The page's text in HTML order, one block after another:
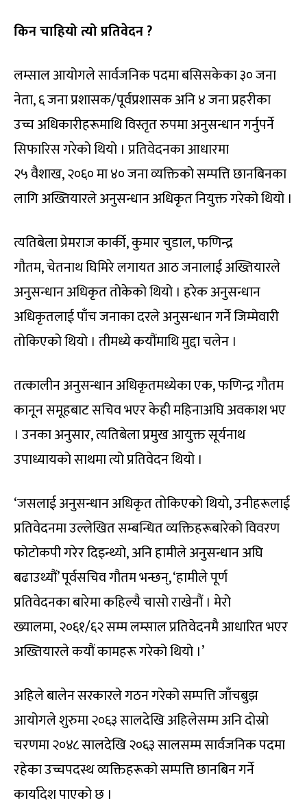
किन चाहियो त्यो प्रतिवेदन ?
लम्साल आयोगले सार्वजनिक पदमा बसिसकेका ३० जना
नेता, ६ जना प्रशासक/पूर्वप्रशासक अनि ४ जना प्रहरीका
उच्च अधिकारीहरूमाथि विस्तृत रुपमा अनुसन्धान गर्नुपर्ने
सिफारिस गरेको थियो । प्रतिवेदनका आधारमा
२५ वैशाख, २०६० मा ४० जना व्यक्तिको सम्पत्ति छानबिनका
लागि अख्तियारले अनुसन्धान अधिकृत नियुक्त गरेको थियो ।
त्यतिबेला प्रेमराज कार्की, कुमार चुडाल, फणिन्द्र
गौतम, चेतनाथ घिमिरे लगायत आठ जनालाई अख्तियारले
अनुसन्धान अधिकृत तोकेको थियो । हरेक अनुसन्धान
अधिकृतलाई पाँच जनाका दरले अनुसन्धान गर्ने जिम्मेवारी
तोकिएको थियो । तीमध्ये कयौंमाथि मुद्दा चलेन ।
तत्कालीन अनुसन्धान अधिकृतमध्येका एक, फणिन्द्र गौतम
कानून समूहबाट सचिव भएर केही महिनाअघि अवकाश भए
। उनका अनुसार, त्यतिबेला प्रमुख आयुक्त सूर्यनाथ
उपाध्यायको साथमा त्यो प्रतिवेदन थियो ।
‘जसलाई अनुसन्धान अधिकृत तोकिएको थियो, उनीहरूलाई
प्रतिवेदनमा उल्लेखित सम्बन्धित व्यक्तिहरूबारेको विवरण
फोटोकपी गरेर दिइन्थ्यो, अनि हामीले अनुसन्धान अघि
बढाउथ्यौं’ पूर्वसचिव गौतम भन्छन्, ‘हामीले पूर्ण
प्रतिवेदनका बारेमा कहिल्यै चासो राखेनौं । मेरो
ख्यालमा, २०६१/६२ सम्म लम्साल प्रतिवेदनमै आधारित भएर
अख्तियारले कयौं कामहरू गरेको थियो ।’
अहिले बालेन सरकारले गठन गरेको सम्पत्ति जाँचबुझ
आयोगले शुरुमा २०६३ सालदेखि अहिलेसम्म अनि दोस्रो
चरणमा २०४८ सालदेखि २०६३ सालसम्म सार्वजनिक पदमा
रहेका उच्चपदस्थ व्यक्तिहरूको सम्पत्ति छानबिन गर्ने
कार्यादेश पाएको छ ।